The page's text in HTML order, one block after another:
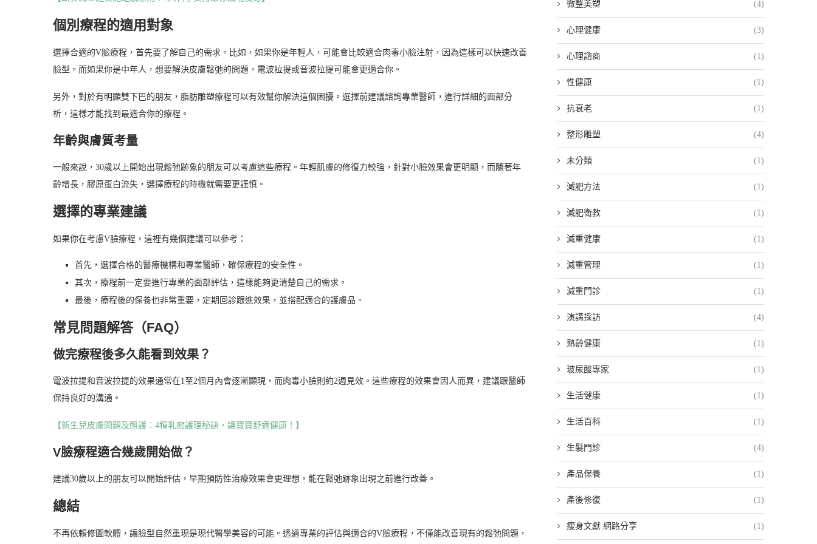
個別療程的適用對象
選擇合適的V臉療程，首先要了解自己的需求。比如，如果你是年輕人，可能會比較適合肉毒小臉注射，因為這樣可以快速改善
臉型。而如果你是中年人，想要解決皮膚鬆弛的問題，電波拉提或音波拉提可能會更適合你。
另外，對於有明顯雙下巴的朋友，脂肪雕塑療程可以有效幫你解決這個困擾。選擇前建議諮詢專業醫師，進行詳細的面部分
析，這樣才能找到最適合你的療程。
年齡與膚質考量
一般來說，30歲以上開始出現鬆弛跡象的朋友可以考慮這些療程。年輕肌膚的修復力較強，針對小臉效果會更明顯，而隨著年
齡增長，膠原蛋白流失，選擇療程的時機就需要更謹慎。
選擇的專業建議
如果你在考慮V臉療程，這裡有幾個建議可以參考：
首先，選擇合格的醫療機構和專業醫師，確保療程的安全性。
其次，療程前一定要進行專業的面部評估，這樣能夠更清楚自己的需求。
最後，療程後的保養也非常重要，定期回診跟進效果，並搭配適合的護膚品。
常見問題解答（FAQ）
做完療程後多久能看到效果？
電波拉提和音波拉提的效果通常在1至2個月內會逐漸顯現，而肉毒小臉則約2週見效。這些療程的效果會因人而異，建議跟醫師
保持良好的溝通。
【新生兒皮膚問題及照護：4種乳痂護理秘訣，讓寶寶舒適健康！】
V臉療程適合幾歲開始做？
建議30歲以上的朋友可以開始評估，早期預防性治療效果會更理想，能在鬆弛跡象出現之前進行改善。
總結
不再依賴修圖軟體，讓臉型自然重現是現代醫學美容的可能。透過專業的評估與適合的V臉療程，不僅能改善現有的鬆弛問題，
微整美塑 (4)
心理健康 (3)
心理諮商 (1)
性健康 (1)
抗衰老 (1)
整形雕塑 (4)
未分類 (1)
減肥方法 (1)
減肥衛教 (1)
減重健康 (1)
減重管理 (1)
減重門診 (1)
演講採訪 (4)
熟齡健康 (1)
玻尿酸專家 (1)
生活健康 (1)
生活百科 (1)
生髮門診 (4)
產品保養 (1)
產後修復 (1)
瘦身文獻 網路分享 (1)